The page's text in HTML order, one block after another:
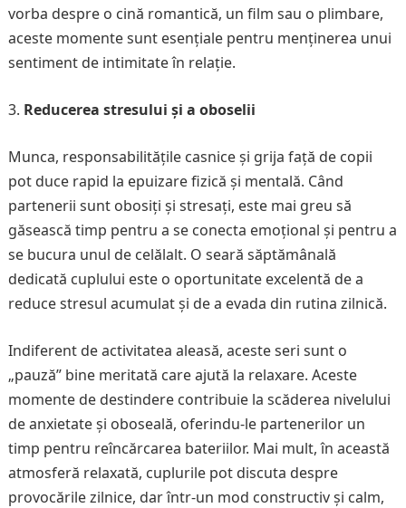
vorba despre o cină romantică, un film sau o plimbare,
aceste momente sunt esențiale pentru menținerea unui
sentiment de intimitate în relație.
Reducerea stresului și a oboselii
Munca, responsabilitățile casnice și grija față de copii
pot duce rapid la epuizare fizică și mentală. Când
partenerii sunt obosiți și stresați, este mai greu să
găsească timp pentru a se conecta emoțional și pentru a
se bucura unul de celălalt. O seară săptămânală
dedicată cuplului este o oportunitate excelentă de a
reduce stresul acumulat și de a evada din rutina zilnică.
Indiferent de activitatea aleasă, aceste seri sunt o
„pauză” bine meritată care ajută la relaxare. Aceste
momente de destindere contribuie la scăderea nivelului
de anxietate și oboseală, oferindu-le partenerilor un
timp pentru reîncărcarea bateriilor. Mai mult, în această
atmosferă relaxată, cuplurile pot discuta despre
provocările zilnice, dar într-un mod constructiv și calm,